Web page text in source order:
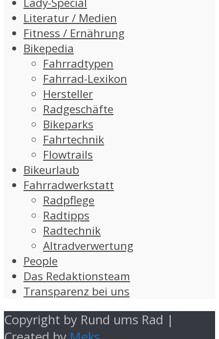
Literatur / Medien
Fitness / Ernährung
Bikepedia
Fahrradtypen
Fahrrad-Lexikon
Hersteller
Radgeschäfte
Bikeparks
Fahrtechnik
Flowtrails
Bikeurlaub
Fahrradwerkstatt
Radpflege
Radtipps
Radtechnik
Altradverwertung
People
Das Redaktionsteam
Transparenz bei uns
Copyright by Rund ums Rad |